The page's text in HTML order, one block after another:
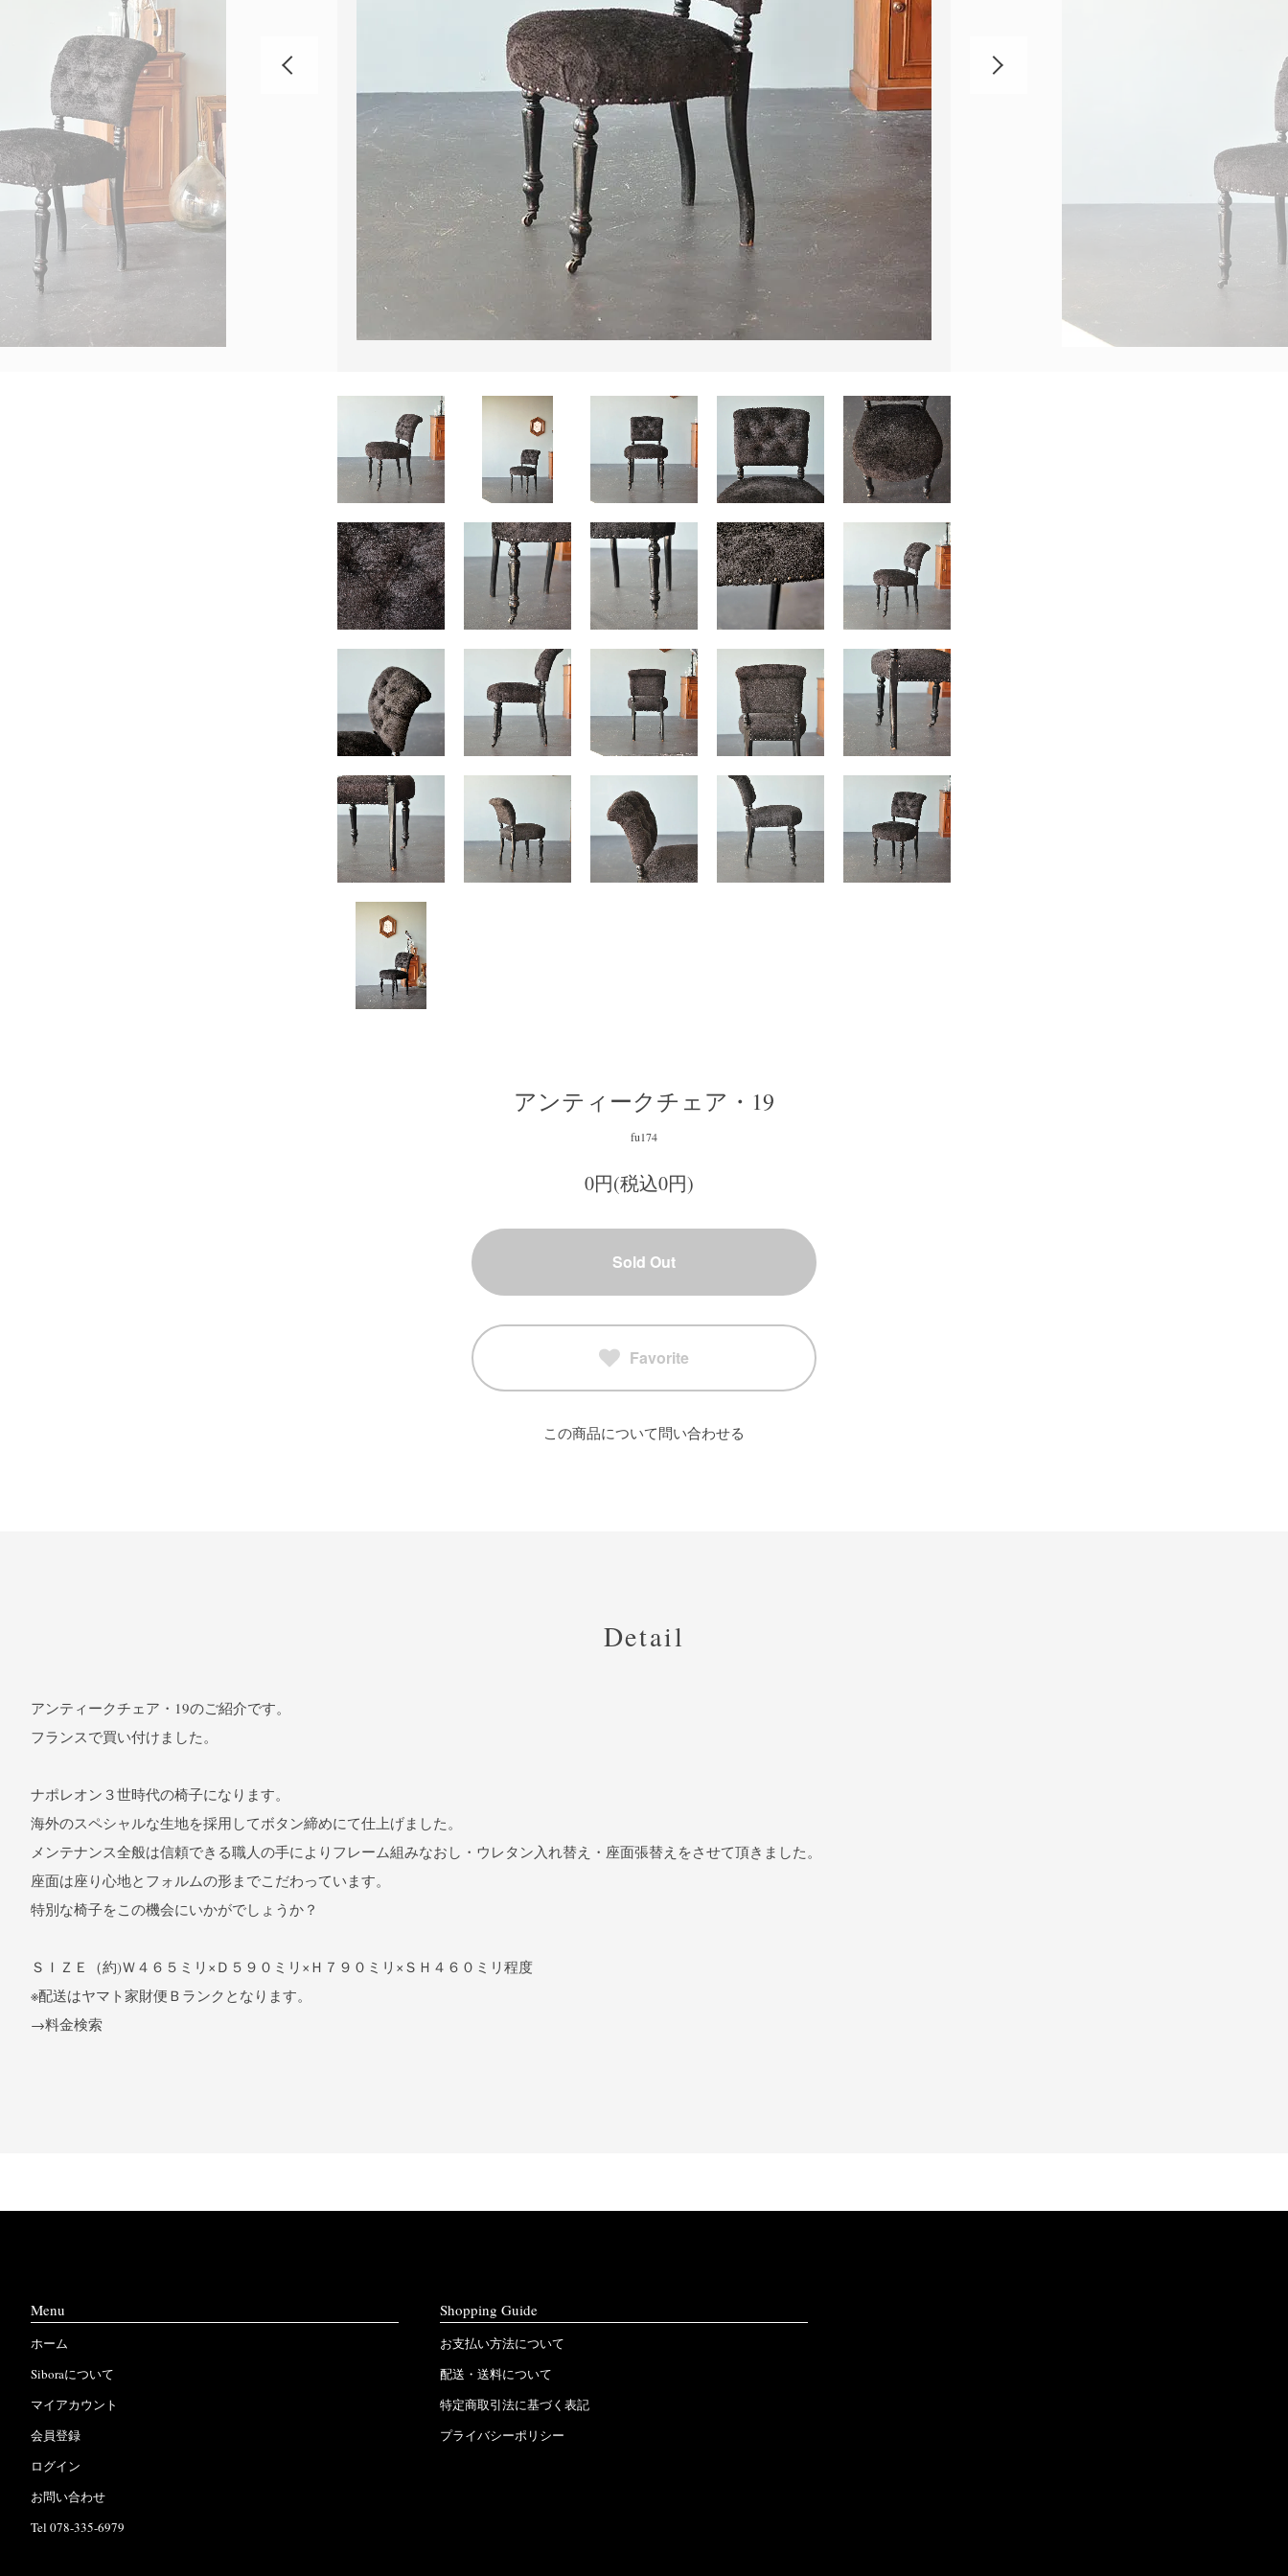
アンティークチェア・19
fu174
0円(税込0円)
Sold Out
Favorite
この商品について問い合わせる
Detail
アンティークチェア・19のご紹介です。
フランスで買い付けました。
ナポレオン３世時代の椅子になります。
海外のスペシャルな生地を採用してボタン締めにて仕上げました。
メンテナンス全般は信頼できる職人の手によりフレーム組みなおし・ウレタン入れ替え・座面張替えをさせて頂きました。
座面は座り心地とフォルムの形までこだわっています。
特別な椅子をこの機会にいかがでしょうか？
ＳＩＺＥ（約)Ｗ４６５ミリ×Ｄ５９０ミリ×Ｈ７９０ミリ×ＳＨ４６０ミリ程度
※配送はヤマト家財便Ｂランクとなります。
→料金検索
Menu
ホーム
Siboraについて
マイアカウント
会員登録
ログイン
お問い合わせ
Tel 078-335-6979
Shopping Guide
お支払い方法について
配送・送料について
特定商取引法に基づく表記
プライバシーポリシー